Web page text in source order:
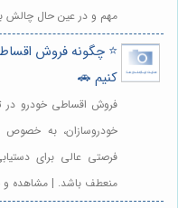
مهم و در عین حال چالش
⭐️ چگونه فروش
کنیم 🚗
فروش اقساطی خودرو
خودروسازان، به خصوص
فرصتی عالی برای
منعطف باشد. | مشاهده و